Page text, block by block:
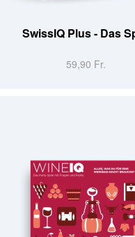
SwissIQ Plus - Das
59,90 Fr.